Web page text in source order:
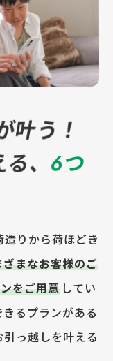
叶う！
る、6つ
造りから荷ほどき
ざまなお客様のご
をご用意 してい
るプランがある
っ越しを叶える